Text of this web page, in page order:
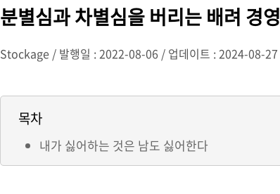
분별심과 차별심을 버리는 배려 경영
Stockage 발행일 : 2022-08-06 업데이트 : 2024-08-27
목차
내가 싫어하는 것은 남도 싫어한다